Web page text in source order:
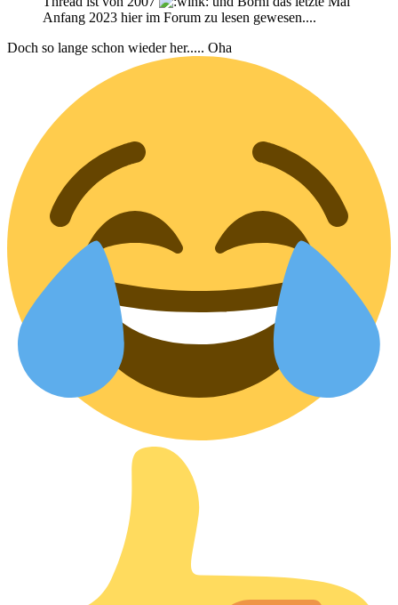
Anfang 2023 hier im Forum zu lesen gewesen....
Doch so lange schon wieder her..... Oha